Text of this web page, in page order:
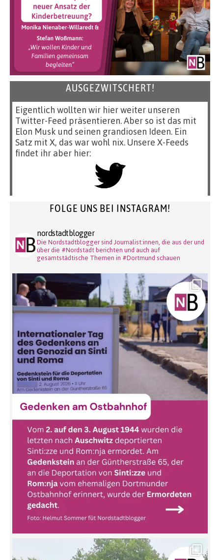
AUSGEZWITSCHERT!
Eigentlich wollten wir hier weiter unseren
Twitter-Feed präsentieren. Aber so ist das mit
Elon Musk und seinen grandiosen Ideen. Ein
Satz mit X, das war wohl nix. Unsere X-Feeds
findet ihr aber hier:
FOLGE UNS BEI INSTAGRAM!
nordstadtblogger
Die Nordstadtblogger sind Journalist:innen, die aus der und
über die #Nordstadt berichten und auch auf
gesamtstädtische Themen in #Dortmund schauen